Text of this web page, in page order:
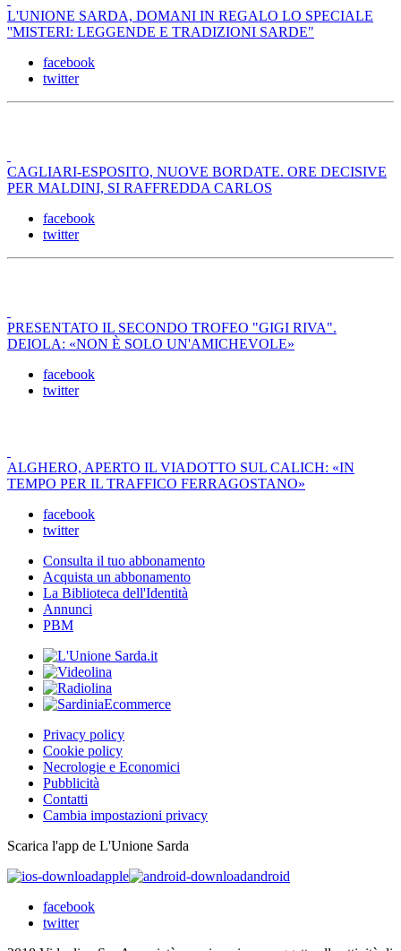
L'UNIONE SARDA, DOMANI IN REGALO LO SPECIALE
''MISTERI: LEGGENDE E TRADIZIONI SARDE"
facebook
twitter
CAGLIARI-ESPOSITO, NUOVE BORDATE. ORE DECISIVE
PER MALDINI, SI RAFFREDDA CARLOS
facebook
twitter
PRESENTATO IL SECONDO TROFEO "GIGI RIVA".
DEIOLA: «NON È SOLO UN'AMICHEVOLE»
facebook
twitter
ALGHERO, APERTO IL VIADOTTO SUL CALICH: «IN
TEMPO PER IL TRAFFICO FERRAGOSTANO»
facebook
twitter
Consulta il tuo abbonamento
Acquista un abbonamento
La Biblioteca dell'Identità
Annunci
PBM
Privacy policy
Cookie policy
Necrologie e Economici
Pubblicità
Contatti
Cambia impostazioni privacy
Scarica l'app de L'Unione Sarda
apple
android
facebook
twitter